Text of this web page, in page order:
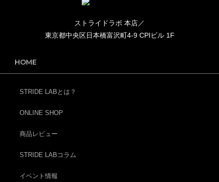
ストライドラボ 本店／
東京都中央区日本橋富沢町4-9 CPIビル 1F
HOME
STRIDE LABとは？
ONLINE SHOP
商品レビュー
STRIDE LABコラム
イベント情報